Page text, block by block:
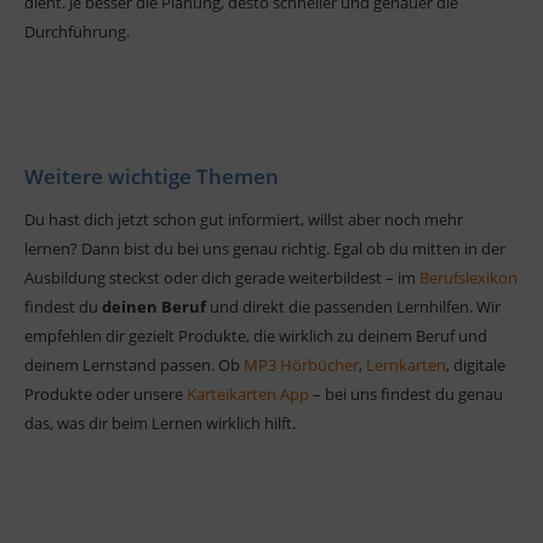
Durchführung.
Weitere wichtige Themen
Du hast dich jetzt schon gut informiert, willst aber noch mehr
lernen? Dann bist du bei uns genau richtig. Egal ob du mitten in der
Ausbildung steckst oder dich gerade weiterbildest – im Berufslexikon
findest du deinen Berufund direkt die passenden Lernhilfen. Wir
empfehlen dir gezielt Produkte, die wirklich zu deinem Beruf und
deinem Lernstand passen. Ob MP3 Hörbücher, Lernkarten, digitale
Produkte oder unsere Karteikarten App – bei uns findest du genau
das, was dir beim Lernen wirklich hilft.